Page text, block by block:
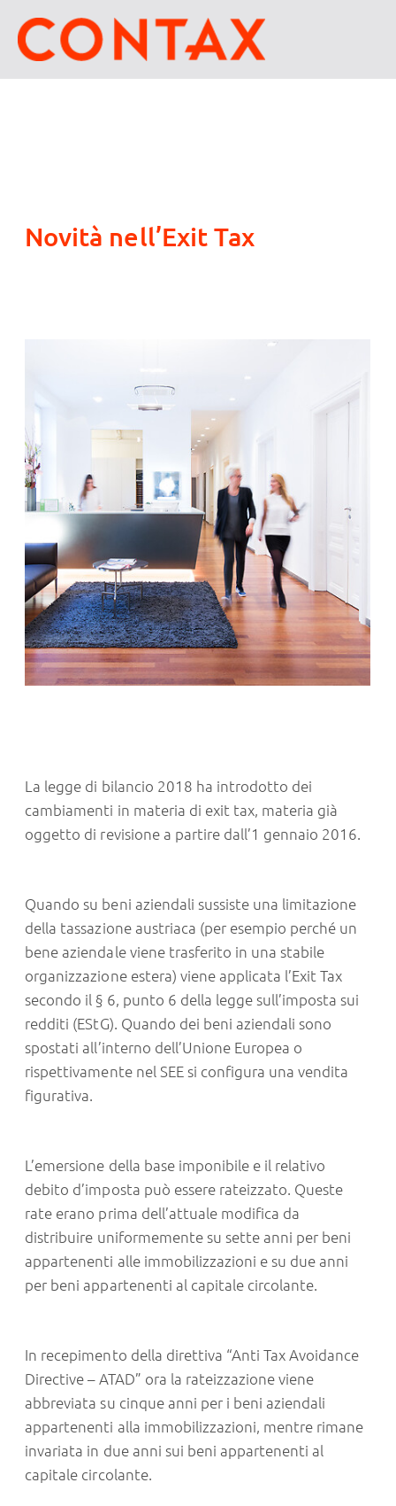
Novità nell’Exit Tax
La legge di bilancio 2018 ha introdotto dei
cambiamenti in materia di exit tax, materia già
oggetto di revisione a partire dall’1 gennaio 2016.
Quando su beni aziendali sussiste una limitazione
della tassazione austriaca (per esempio perché un
bene aziendale viene trasferito in una stabile
organizzazione estera) viene applicata l’Exit Tax
secondo il § 6, punto 6 della legge sull’imposta sui
redditi (EStG). Quando dei beni aziendali sono
spostati all’interno dell’Unione Europea o
rispettivamente nel SEE si configura una vendita
figurativa.
L’emersione della base imponibile e il relativo
debito d’imposta può essere rateizzato. Queste
rate erano prima dell’attuale modifica da
distribuire uniformemente su sette anni per beni
appartenenti alle immobilizzazioni e su due anni
per beni appartenenti al capitale circolante.
In recepimento della direttiva “Anti Tax Avoidance
Directive – ATAD” ora la rateizzazione viene
abbreviata su cinque anni per i beni aziendali
appartenenti alla immobilizzazioni, mentre rimane
invariata in due anni sui beni appartenenti al
capitale circolante.